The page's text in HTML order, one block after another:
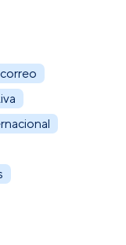
correo